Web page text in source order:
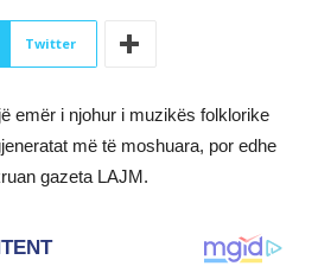
Twitter
emër i njohur i muzikës folklorike
më të moshuara, por edhe
gazeta LAJM.